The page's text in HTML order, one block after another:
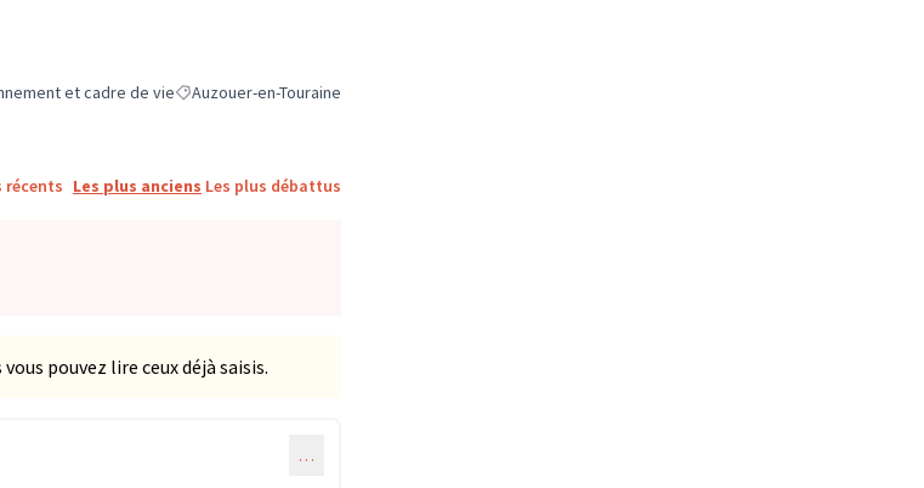
résultats de la catégorie : Environnement et cadre de vie
et cadre de vieFiltrer les résultats pour le secteur : Auzouer-en-Touraine
Auzouer-en-Touraine
récents Les plus anciens Les plus débattus
pouvez lire ceux déjà saisis.
…